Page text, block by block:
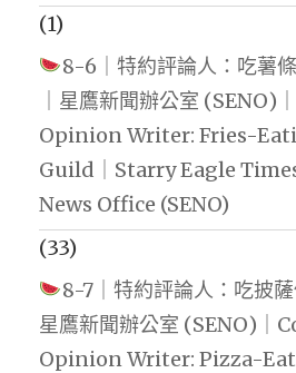
(1)
8-6｜特約評論人：吃薯
｜星鷹新聞辦公室
Opinion Writer: Fries-
Guild｜Starry Eagle
News Office (SENO)
(33)
8-7｜特約評論人：吃披薩
星鷹新聞辦公室 (SENO)
Opinion Writer: Pizza-